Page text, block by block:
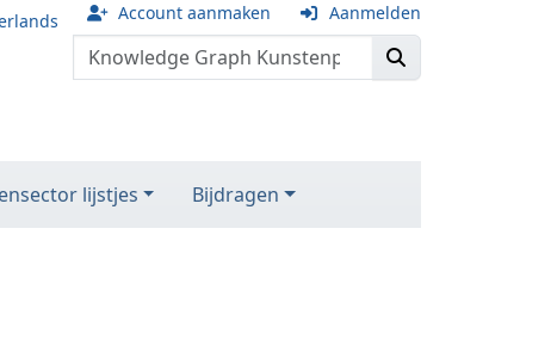
Account aanmaken Aanmelden
lijstjes Bijdragen